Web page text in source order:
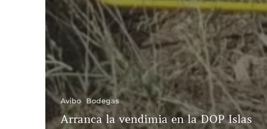
Avibo Bodegas
Arranca la vendimia en la DOP Islas